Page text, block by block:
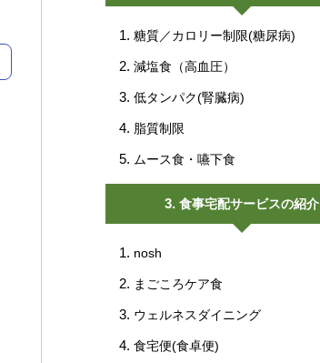
糖質／カロリー制限(糖尿病)
減塩食（高血圧）
低タンパク(腎臓病)
脂質制限
ムース食・嚥下食
食事宅配サービスの紹介
nosh
まごころケア食
ウェルネスダイニング
食宅便(食卓便)